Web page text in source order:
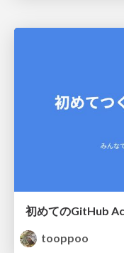
初めてのGitHub
tooppoo